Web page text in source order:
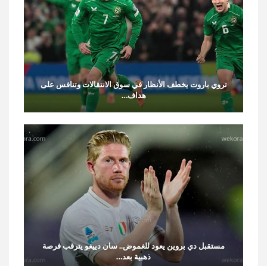
تروي باروت يخطف الأنظار في سوق الانتقالات وتنافس على
هداف…
مستقبل دي بروين يعود للغموض.. سان دييغو يترقب فرصة
ذهبية بعد…